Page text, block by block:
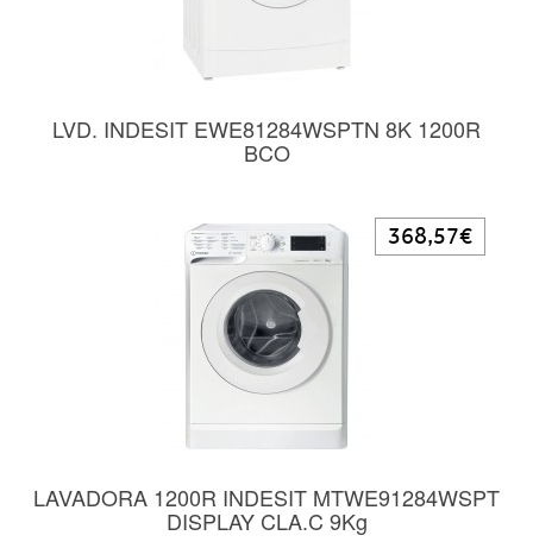
LVD. INDESIT EWE81284WSPTN 8K 1200R
BCO
LAVADORA 1200R INDESIT MTWE91284WSPT
DISPLAY CLA.C 9Kg
368,57€